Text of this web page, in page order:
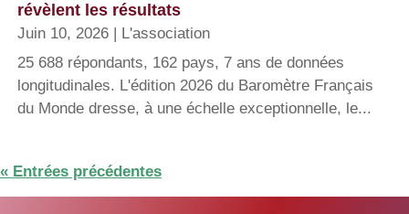
révèlent les résultats
Juin 10, 2026
L'association
25 688 répondants, 162 pays, 7 ans de données
longitudinales. L'édition 2026 du Baromètre Français
du Monde dresse, à une échelle exceptionnelle, le...
« Entrées précédentes